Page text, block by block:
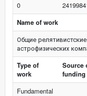
0
Name of work
Общие
астрофизических
Type of
work
Source
funding
Fundamental